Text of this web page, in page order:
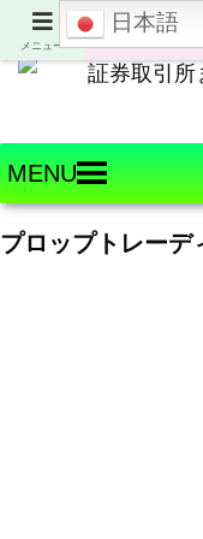
MENU
プロップトレーデ
メニュー
日本語